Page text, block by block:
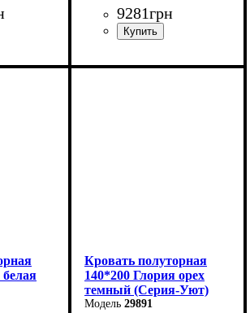
9281грн
Ширина: 140 см
Кровать полуторная
140*200 Глория орех
темный (Серия-Уют)
29891